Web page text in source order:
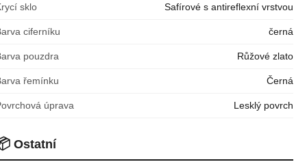
sklo Safírové s antireflexní vrstvou
ciferníku černá
pouzdra Růžové zlato
řemínku Černá
úprava Lesklý povrch
Ostatní